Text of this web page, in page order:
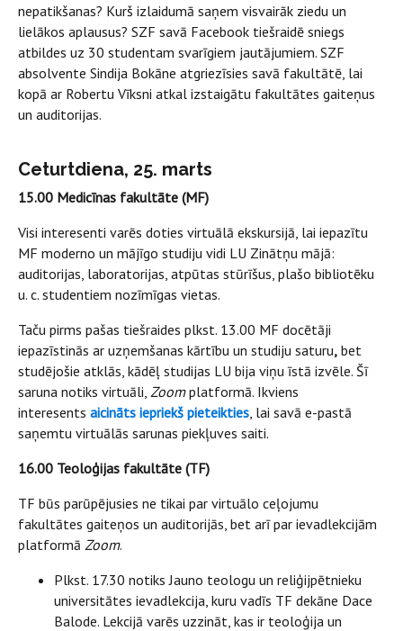
nepatikšanas? Kurš izlaidumā saņem visvairāk ziedu un
lielākos aplausus? SZF savā Facebook tiešraidē sniegs
atbildes uz 30 studentam svarīgiem jautājumiem. SZF
absolvente Sindija Bokāne atgriezīsies savā fakultātē, lai
kopā ar Robertu Vīksni atkal izstaigātu fakultātes gaiteņus
un auditorijas.
Ceturtdiena, 25. marts
15.00 Medicīnas fakultāte (MF)
Visi interesenti varēs doties virtuālā ekskursijā, lai iepazītu
MF moderno un mājīgo studiju vidi LU Zinātņu mājā:
auditorijas, laboratorijas, atpūtas stūrīšus, plašo bibliotēku
u. c. studentiem nozīmīgas vietas.
Taču pirms pašas tiešraides plkst. 13.00 MF docētāji
iepazīstinās ar uzņemšanas kārtību un studiju saturu, bet
studējošie atklās, kādēļ studijas LU bija viņu īstā izvēle. Šī
saruna notiks virtuāli, Zoomplatformā. Ikviens
interesents aicināts iepriekš pieteikties, lai savā e-pastā
saņemtu virtuālās sarunas piekļuves saiti.
16.00 Teoloģijas fakultāte (TF)
TF būs parūpējusies ne tikai par virtuālo ceļojumu
fakultātes gaiteņos un auditorijās, bet arī par ievadlekcijām
platformā Zoom.
Plkst. 17.30 notiks Jauno teologu un reliģijpētnieku
universitātes ievadlekcija, kuru vadīs TF dekāne Dace
Balode. Lekcijā varēs uzzināt, kas ir teoloģija un